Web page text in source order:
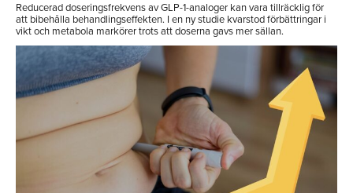
Reducerad doseringsfrekvens av GLP-1-analoger kan vara tillräcklig för
att bibehålla behandlingseffekten. I en ny studie kvarstod förbättringar i
vikt och metabola markörer trots att doserna gavs mer sällan.